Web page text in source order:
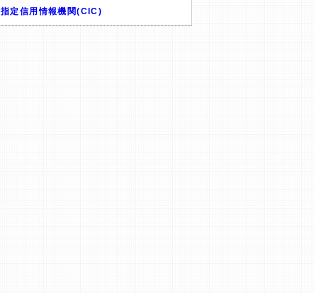
指定信用情報機関(CIC)